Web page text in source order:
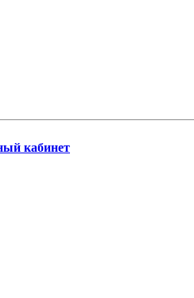
кабинет